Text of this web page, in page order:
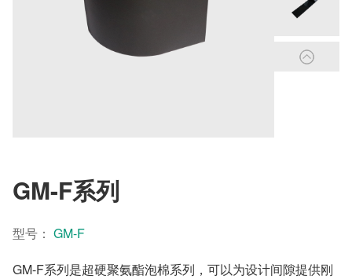
GM-F系列
型号： GM-F
GM-F系列是超硬聚氨酯泡棉系列，可以为设计间隙提供刚